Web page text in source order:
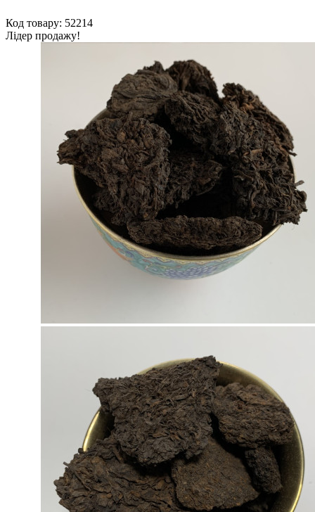
Код товару: 52214
Лідер продажу!